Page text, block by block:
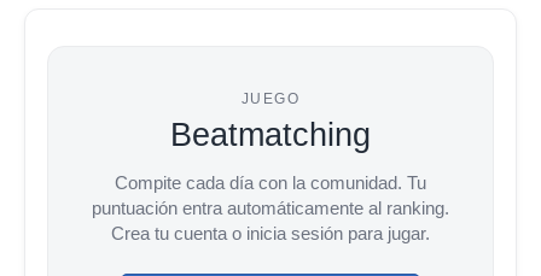
JUEGO
Beatmatching
Compite cada día con la comunidad. Tu
puntuación entra automáticamente al ranking.
Crea tu cuenta o inicia sesión para jugar.